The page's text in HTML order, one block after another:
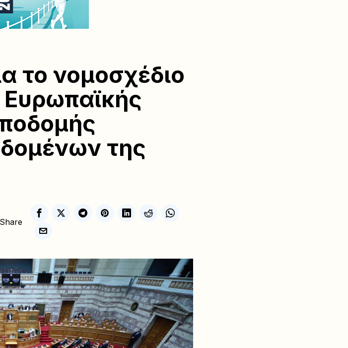
το νομοσχέδιο
Ευρωπαϊκής
της
Share